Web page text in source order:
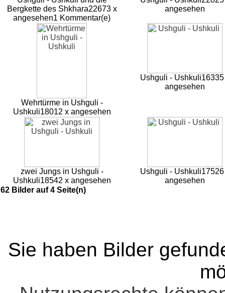
Bergkette des Shkhara22673 x
angesehen1 Kommentar(e)
angesehen
Wehrtürme in Ushguli -
Ushkuli18012 x angesehen
Ushguli - Ushkuli
angesehen
zwei Jungs in Ushguli -
Ushkuli18542 x angesehen
Ushguli - Ushkuli
angesehen
62 Bilder auf 4 Seite(n)
Sie haben Bilder